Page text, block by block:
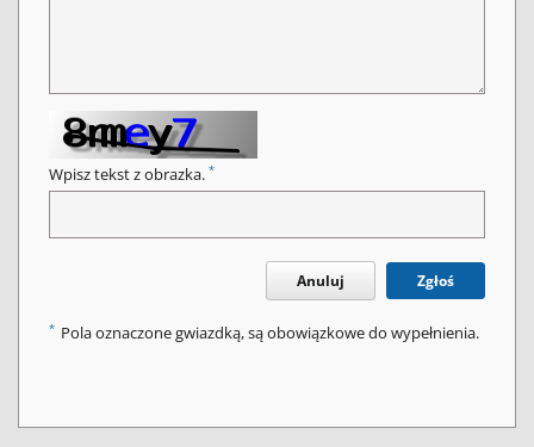
Wpisz tekst z obrazka. *
Anuluj Zgłoś
* Pola oznaczone gwiazdką, są obowiązkowe do wypełnienia.